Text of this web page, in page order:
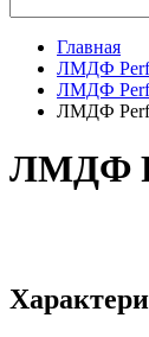
Главная
ЛМДФ
ЛМДФ
ЛМДФ
ЛМДФ